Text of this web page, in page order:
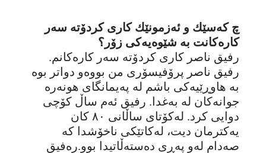
چ کەسێك و ئەزمونێك کاری کردۆتە سەر
کارەکانت بە شێوەیەکی زۆر؟
رفیق ناصر کاری کردۆتە سەر کارەکانم.
رفیق ناصر پرۆفیسۆری من بووەو دواتر بوە
بە هاوڕێیەکی باشم لە پەیمانگای هونەرە
جوانەکان لە بەغدا. رفیق ئەم ساڵ کۆچی
دوایی کرد. لەکۆتای ساڵانی ٨٠ کان
یەکترمان دیت، لەکاتێکی ناخۆشدا کە
صەدام لەو پەڕی دەستەڵاتیدا بوو.رەفیق